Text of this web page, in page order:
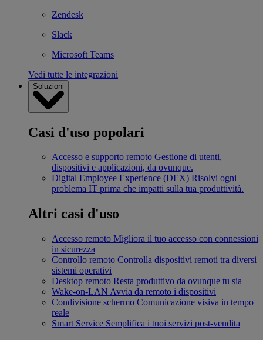
Zendesk
Slack
Microsoft Teams
Vedi tutte le integrazioni
Soluzioni
Casi d'uso popolari
Accesso e supporto remoto Gestione di utenti,
dispositivi e applicazioni, da ovunque.
Digital Employee Experience (DEX) Risolvi ogni
problema IT prima che impatti sulla tua produttività.
Altri casi d'uso
Accesso remoto Migliora il tuo accesso con connessioni
in sicurezza
Controllo remoto Controlla dispositivi remoti tra diversi
sistemi operativi
Desktop remoto Resta produttivo da ovunque tu sia
Wake-on-LAN Avvia da remoto i dispositivi
Condivisione schermo Comunicazione visiva in tempo
reale
Smart Service Semplifica i tuoi servizi post-vendita